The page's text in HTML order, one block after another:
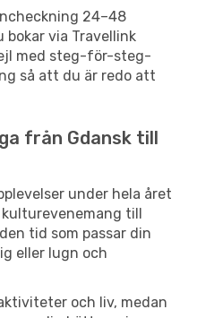
24–48
bokar via Travellink
med steg-för-steg-
så att du är redo att
från Gdansk till
under hela året
till
tid som passar din
eller lugn och
och liv, medan